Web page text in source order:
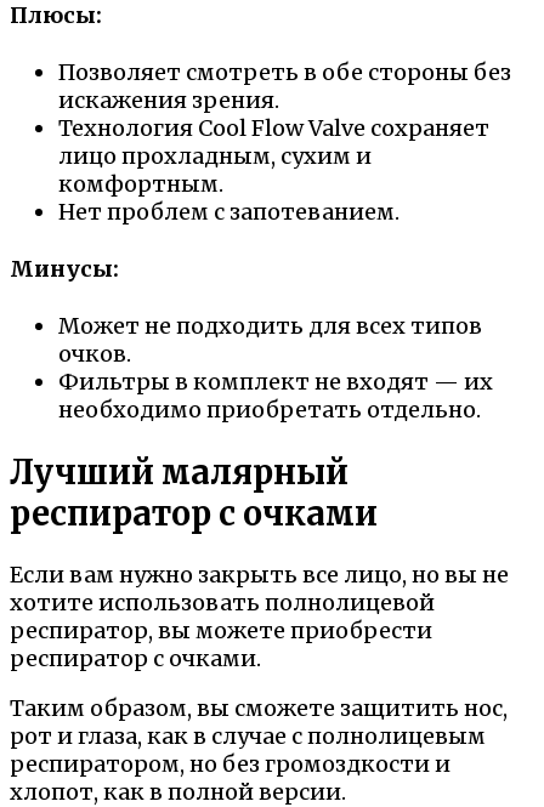
Плюсы:
Позволяет смотреть в обе стороны без
искажения зрения.
Технология Cool Flow Valve сохраняет
лицо прохладным, сухим и
комфортным.
Нет проблем с запотеванием.
Минусы:
Может не подходить для всех типов
очков.
Фильтры в комплект не входят — их
необходимо приобретать отдельно.
Лучший малярный
респиратор с очками
Если вам нужно закрыть все лицо, но вы не
хотите использовать полнолицевой
респиратор, вы можете приобрести
респиратор с очками.
Таким образом, вы сможете защитить нос,
рот и глаза, как в случае с полнолицевым
респиратором, но без громоздкости и
хлопот, как в полной версии.